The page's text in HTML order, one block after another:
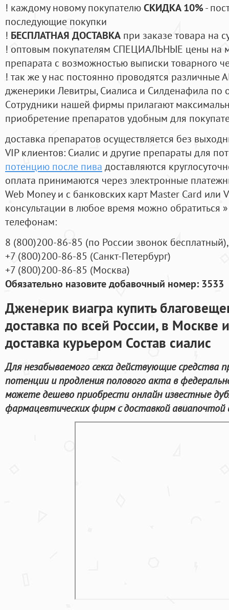
! каждому новому покупателюСКИДКА 10%-
последующие покупки
! БЕСПЛАТНАЯ ДОСТАВКА при заказе товара на
! оптовым покупателям СПЕЦИАЛЬНЫЕ цены на
препарата с возможностью выписки товарного
! так же у нас постоянно проводятся
дженерики Левитры, Сиалиса и Силденафила по
Cотрудники нашей фирмы прилагают
приобретение препаратов удобным для
доставка препаратов осуществляется без
VIP клиентов: Сиалис и другие препараты для
потенцию после пива доставляются
оплата принимаются через электронные
Web Money и с банковских карт Master Card или
консультации в любое время можно обратиться
телефонам:
8 (800)200-86-85 (по России звонок бесплатный),
+7 (800)200-86-85 (Санкт-Петербург)
+7 (800)200-86-85 (Москва)
Обязательно назовите добавочный номер: 3533
Дженерик виагра купить
доставка по всей России, в Москве
доставка курьером Состав сиалис
Для незабываемого секса действующие средства
потенции и продления полового акта в
можете дешево приобрести онлайн известные
фармацевтических фирм с доставкой авиапочтой